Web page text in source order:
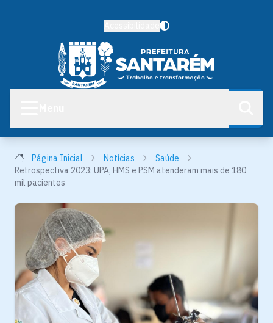
Página Inicial Notícias
Saúde
Retrospectiva 2023: UPA, HMS e PSM atenderam mais de 180
mil pacientes